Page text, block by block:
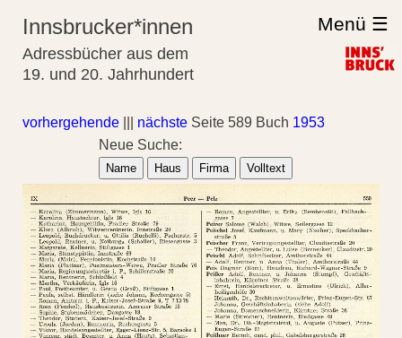
Innsbrucker*innen
Adressbücher aus dem
19. und 20. Jahrhundert
Menü ☰
vorhergehende nächste Seite 589 Buch 1953
Neue Suche:
Name Haus Firma Volltext